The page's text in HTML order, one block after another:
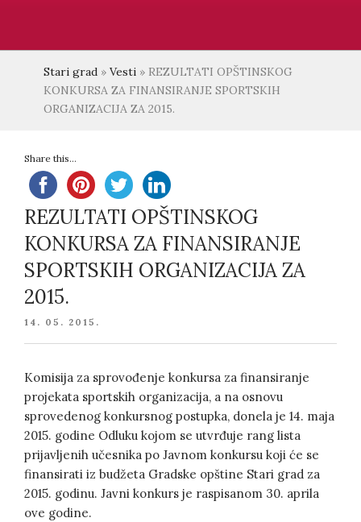
Stari grad » Vesti » REZULTATI OPŠTINSKOG
KONKURSA ZA FINANSIRANJE SPORTSKIH
ORGANIZACIJA ZA 2015.
Share this...
REZULTATI OPŠTINSKOG
KONKURSA ZA FINANSIRANJE
SPORTSKIH ORGANIZACIJA ZA
2015.
POSTED
14. 05. 2015.
Komisija za sprovođenje konkursa za finansiranje
projekata sportskih organizacija, a na osnovu
sprovedenog konkursnog postupka, donela je 14. maja
2015. godine Odluku kojom se utvrđuje rang lista
prijavljenih učesnika po Javnom konkursu koji će se
finansirati iz budžeta Gradske opštine Stari grad za
2015. godinu. Javni konkurs je raspisanom 30. aprila
ove godine.